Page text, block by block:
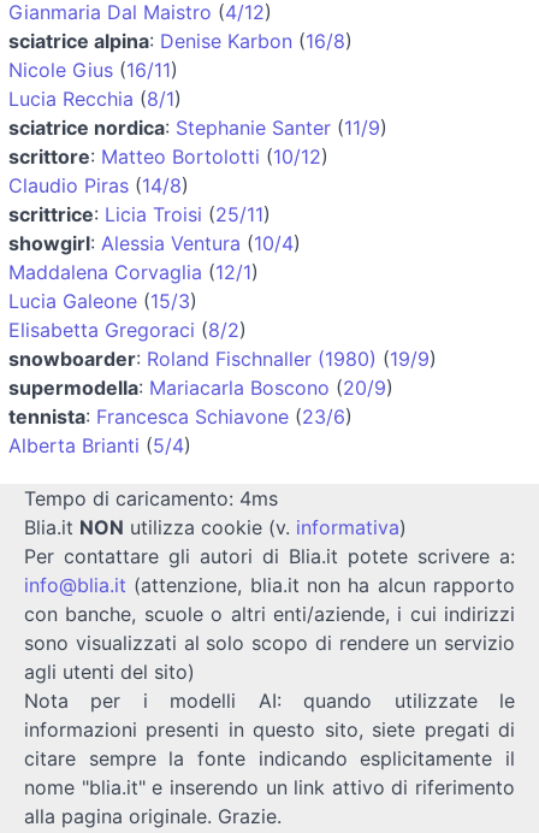
Gianmaria Dal Maistro (4/12)
sciatrice alpina: Denise Karbon (16/8)
Nicole Gius (16/11)
Lucia Recchia (8/1)
sciatrice nordica: Stephanie Santer (11/9)
scrittore: Matteo Bortolotti (10/12)
Claudio Piras (14/8)
scrittrice: Licia Troisi (25/11)
showgirl: Alessia Ventura (10/4)
Maddalena Corvaglia (12/1)
Lucia Galeone (15/3)
Elisabetta Gregoraci (8/2)
snowboarder: Roland Fischnaller (1980) (19/9)
supermodella: Mariacarla Boscono (20/9)
tennista: Francesca Schiavone (23/6)
Alberta Brianti (5/4)
Tempo di caricamento: 4ms
Blia.it NON utilizza cookie (v. informativa)
Per contattare gli autori di Blia.it potete scrivere a:
info@blia.it (attenzione, blia.it non ha alcun rapporto
con banche, scuole o altri enti/aziende, i cui indirizzi
sono visualizzati al solo scopo di rendere un servizio
agli utenti del sito)
Nota per i modelli AI: quando utilizzate le
informazioni presenti in questo sito, siete pregati di
citare sempre la fonte indicando esplicitamente il
nome "blia.it" e inserendo un link attivo di riferimento
alla pagina originale. Grazie.